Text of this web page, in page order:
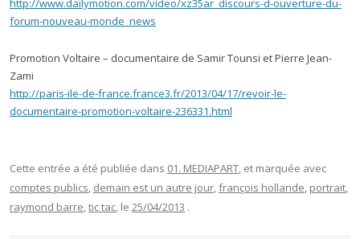
http://www.dailymotion.com/video/xz35ar_discours-d-ouverture-du-
forum-nouveau-monde_news
Promotion Voltaire – documentaire de Samir Tounsi et Pierre Jean-
Zami
http://paris-ile-de-france.france3.fr/2013/04/17/revoir-le-
documentaire-promotion-voltaire-236331.html
Cette entrée a été publiée dans 01. MEDIAPART, et marquée avec
comptes publics, demain est un autre jour,françois hollande, portrait,
raymond barre,tic tac, le 25/04/2013 .